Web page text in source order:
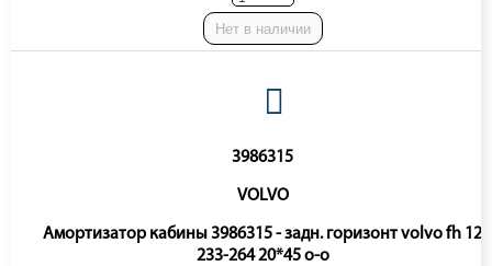
Нет в наличии
3986315
VOLVO
Амортизатор кабины 3986315 - задн. горизонт volvo fh 12
233-264 20*45 o-o